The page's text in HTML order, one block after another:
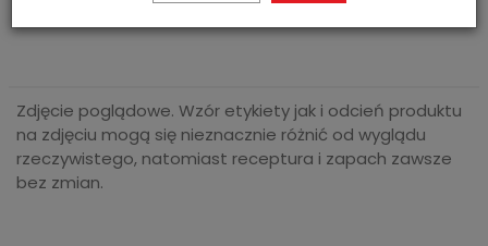
Zdjęcie poglądowe. Wzór etykiety jak i odcień produktu
na zdjęciu mogą się nieznacznie różnić od wyglądu
rzeczywistego, natomiast receptura i zapach zawsze
bez zmian.